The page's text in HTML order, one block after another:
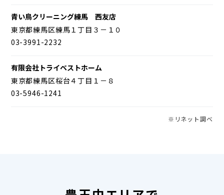
青い鳥クリーニング練馬 西友店
東京都練馬区練馬１丁目３－１０
03-3991-2232
有限会社トライベストホーム
東京都練馬区桜台４丁目１－８
03-5946-1241
※リネット調べ